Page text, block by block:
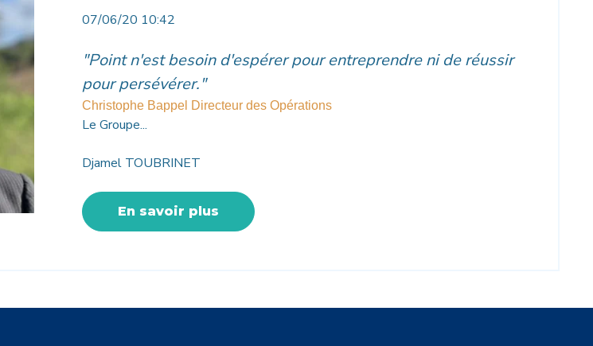
07/06/20 10:42
"Point n'est besoin d'espérer pour entreprendre ni de réussir
pour persévérer."
Christophe Bappel Directeur des Opérations
Le Groupe...
Djamel TOUBRINET
En savoir plus